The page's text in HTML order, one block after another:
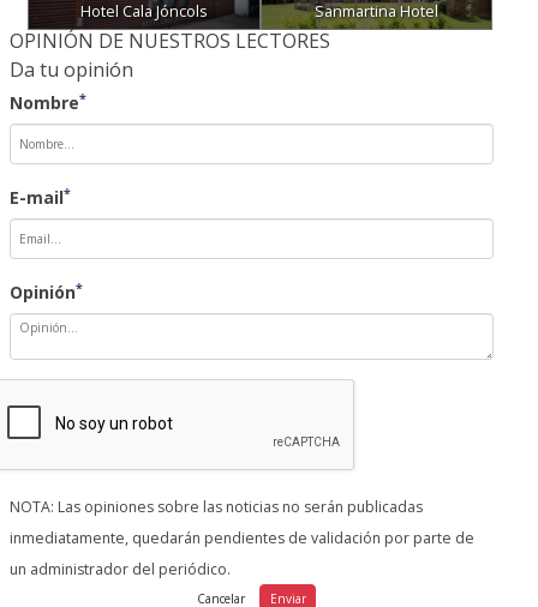
Hotel Cala Jóncols Sanmartina Hotel
OPINIÓN DE NUESTROS LECTORES
Da tu opinión
*
Opinión *
NOTA: Las opiniones sobre las noticias no serán publicadas
inmediatamente, quedarán pendientes de validación por parte de
un administrador del periódico.